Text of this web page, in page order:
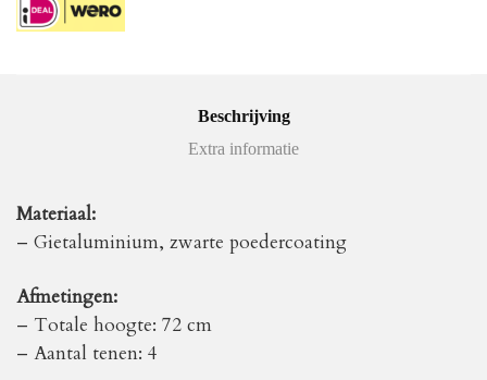
Beschrijving
Extra informatie
Materiaal:
– Gietaluminium, zwarte poedercoating
Afmetingen:
– Totale hoogte: 72 cm
– Aantal tenen: 4